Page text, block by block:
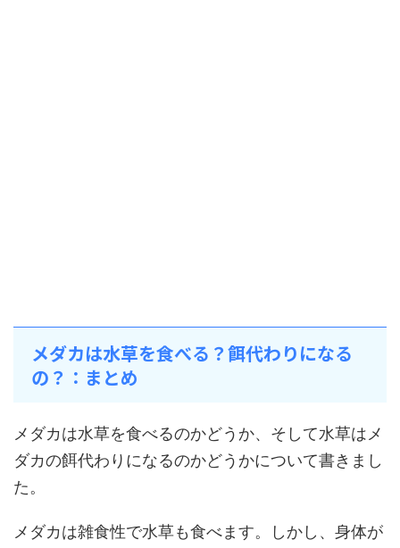
メダカは水草を食べる？餌代わりになる
の？：まとめ
メダカは水草を食べるのかどうか、そして水草はメ
ダカの餌代わりになるのかどうかについて書きまし
た。
メダカは雑食性で水草も食べます。しかし、身体が